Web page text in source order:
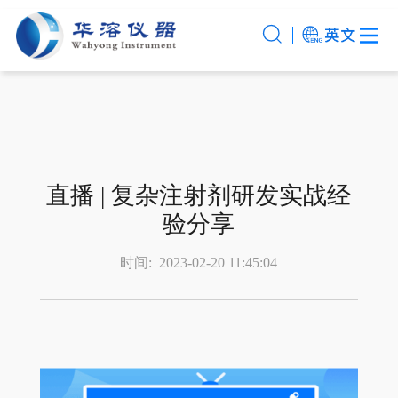
直播 | 复杂注射剂研发实战经
验分享
时间: 2023-02-20 11:45:04